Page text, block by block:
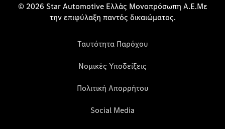
© 2026 Star Automotive Ελλάς Μονοπρόσωπη Α.Ε.Με
την επιφύλαξη παντός δικαιώματος.
Ταυτότητα Παρόχου
Νομικές Υποδείξεις
Πολιτική Απορρήτου
Social Media